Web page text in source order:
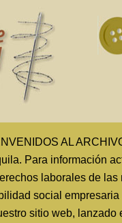
AL
Para información
laborales de las
social
sitio web, lanzado